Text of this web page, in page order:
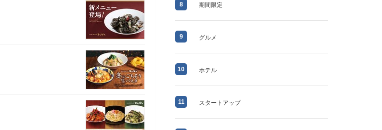
8 期間限定
9 グルメ
10 ホテル
11 スタートアップ